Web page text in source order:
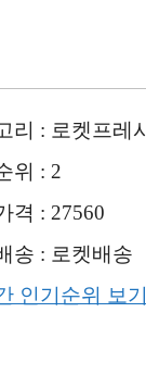
리 : 로켓프레시
위 : 2
격 : 27560
송 : 로켓배송
인기순위 보기